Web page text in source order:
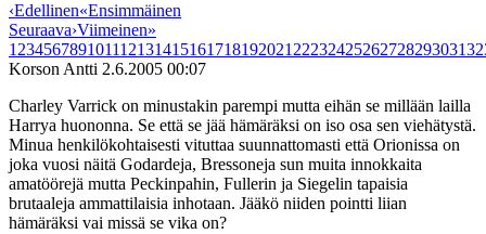
‹Edellinen«Ensimmäinen
Seuraava›Viimeinen»
1 23456789101112131415161718192021 2223242526272829303132
Korson Antti 2.6.2005 00:07
Charley Varrick on minustakin parempi mutta eihän se millään lailla
Harrya huononna. Se että se jää hämäräksi on iso osa sen viehätystä.
Minua henkilökohtaisesti vituttaa suunnattomasti että Orionissa on
joka vuosi näitä Godardeja, Bressoneja sun muita innokkaita
amatöörejä mutta Peckinpahin, Fullerin ja Siegelin tapaisia
brutaaleja ammattilaisia inhotaan. Jääkö niiden pointti liian
hämäräksi vai missä se vika on?